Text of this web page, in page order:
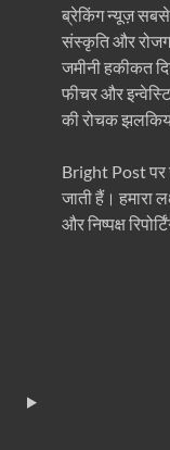
ब्रेकिंग न्यूज़ सबसे
संस्कृति और
जमीनी हकीकत
फीचर और
की रोचक
Bright Post पर
जाती हैं। हमारा
और निष्पक्ष